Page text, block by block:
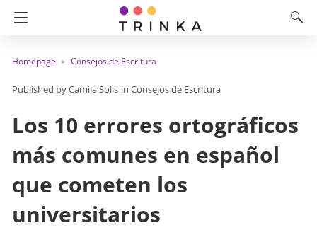
Homepage Consejos de Escritura
Camila Solis in Consejos de Escritura
Los 10 errores ortográficos
más comunes en español
que cometen los
universitarios